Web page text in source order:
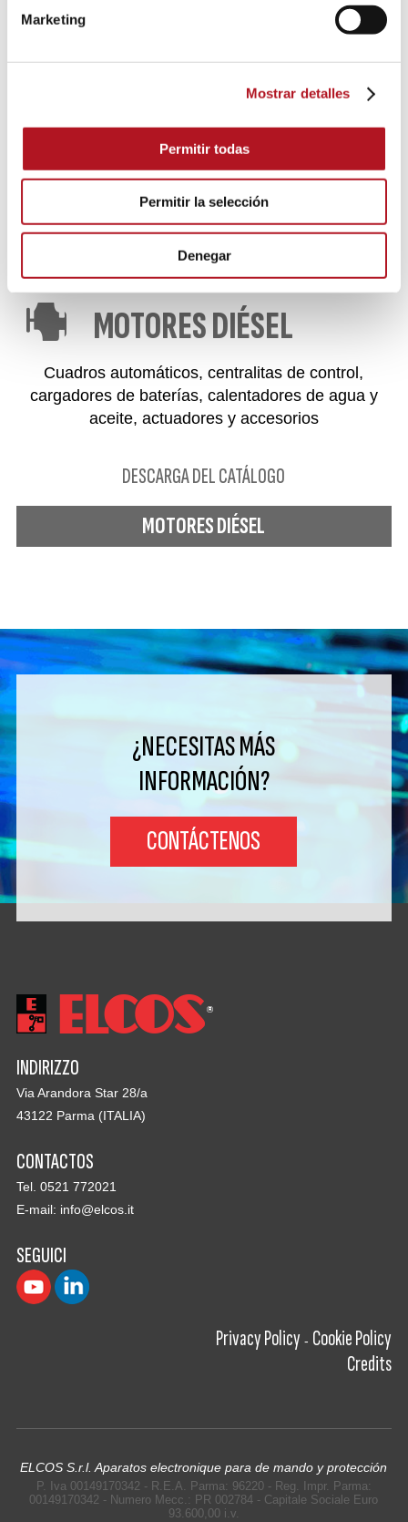
Marketing
Mostrar detalles
Permitir todas
Permitir la selección
Denegar
Cuadros automáticos para motobomba diésel y
de baterías, calentadores de agua y aceite
DESCARGA DEL CATÁLOGO
GRUPOS ANTIINCENDIOS
MOTORES DIÉSEL
Cuadros automáticos, centralitas de control,
cargadores de baterías, calentadores de agua y
aceite, actuadores y accesorios
DESCARGA DEL CATÁLOGO
MOTORES DIÉSEL
¿NECESITAS MÁS
INFORMACIÓN?
CONTÁCTENOS
INDIRIZZO
Via Arandora Star 28/a
43122 Parma (ITALIA)
CONTACTOS
Tel. 0521 772021
E-mail: info@elcos.it
SEGUICI
Privacy Policy - Cookie Policy
Credits
ELCOS S.r.l. Aparatos electronique para de mando y protección
P. Iva 00149170342 - R.E.A. Parma: 96220 - Reg. Impr. Parma:
00149170342 - Numero Mecc.: PR 002784 - Capitale Sociale Euro
93.600,00 i.v.